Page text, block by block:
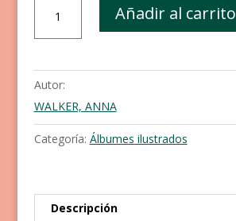
cantidad
Añadir al carrito
Autor:
WALKER, ANNA
Categoría: Álbumes ilustrados
Descripción